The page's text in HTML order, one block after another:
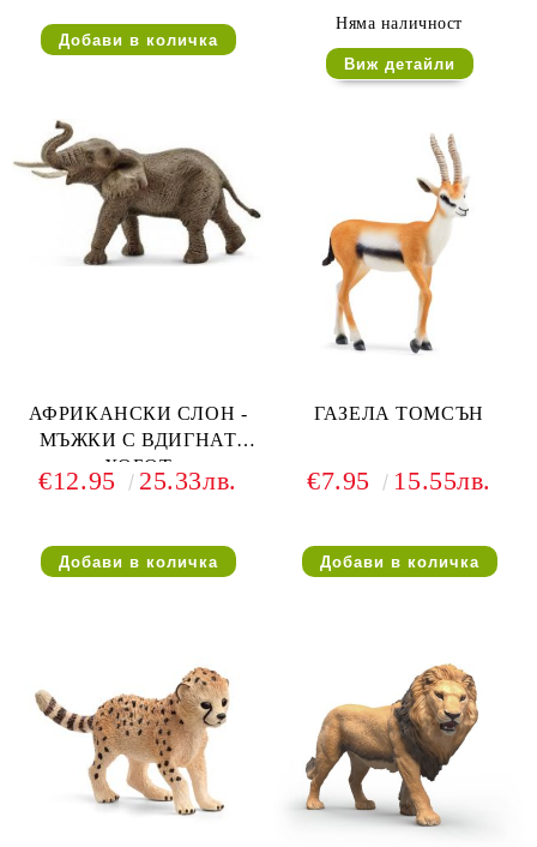
Няма наличност
Виж детайли
АФРИКАНСКИ СЛОН -
МЪЖКИ С ВДИГНАТ
ХОБОТ
€12.95 25.33лв.
ГАЗЕЛА ТОМСЪН
€7.95 15.55лв.